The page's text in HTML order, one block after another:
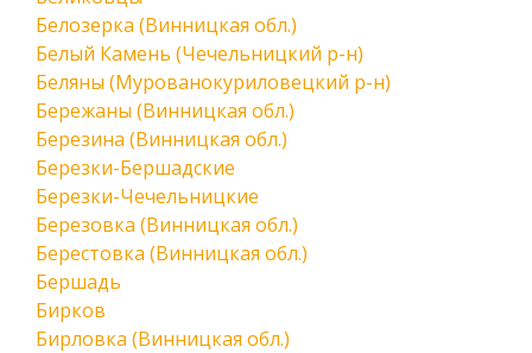
Белозерка (Винницкая обл.)
Белый Камень (Чечельницкий р-н)
Беляны (Мурованокуриловецкий р-н)
Бережаны (Винницкая обл.)
Березина (Винницкая обл.)
Березки-Бершадские
Березки-Чечельницкие
Березовка (Винницкая обл.)
Берестовка (Винницкая обл.)
Бершадь
Бирков
Бирловка (Винницкая обл.)